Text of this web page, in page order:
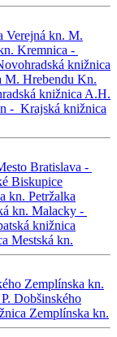
Verejná kn. M.
Kremnica -
knižnica
M. Hrebendu Kn.
knižnica A.H.
- Krajská knižnica
Bratislava -
Biskupice
kn. Petržalka
kn. Malacky -
knižnica
Mestská kn.
Zemplínska kn.
Dobšinského
Zemplínska kn.